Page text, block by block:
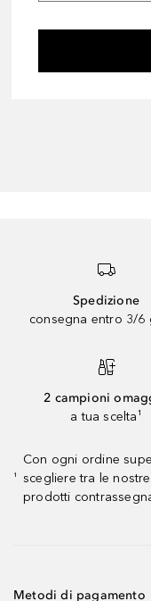
Spedizione
consegna entro 3/6
2 campioni
a tua scelta¹
¹
Con ogni ordine
scegliere tra le
prodotti
Metodi di pagamento